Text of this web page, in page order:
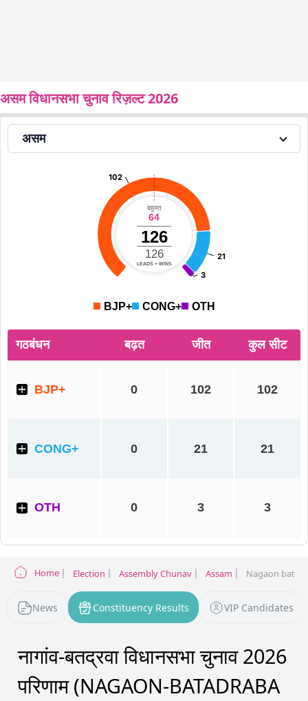
असम विधानसभा चुनाव रिज़ल्ट 2026
Home Election Assembly Chunav Assam Nagaon
News Constituency Results VIP Candidates
नागांव-बतद्रवा विधानसभा चुनाव 2026
परिणाम (NAGAON-BATADRABA